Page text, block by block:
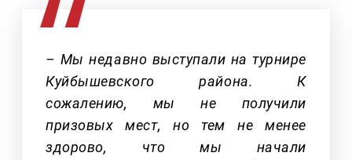
– Мы недавно выступали на турнире
Куйбышевского района. К
сожалению, мы не получили
призовых мест, но тем не менее
здорово, что мы начали